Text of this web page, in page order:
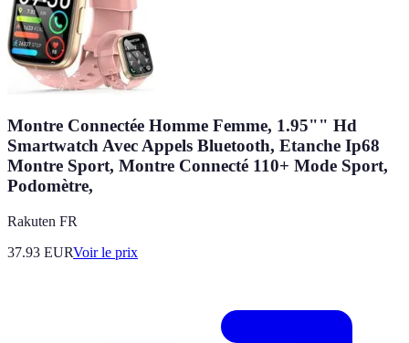
Montre Connectée Homme Femme, 1.95"" Hd
Smartwatch Avec Appels Bluetooth, Etanche Ip68
Montre Sport, Montre Connecté 110+ Mode Sport,
Podomètre,
Rakuten FR
37.93 EURVoir le prix